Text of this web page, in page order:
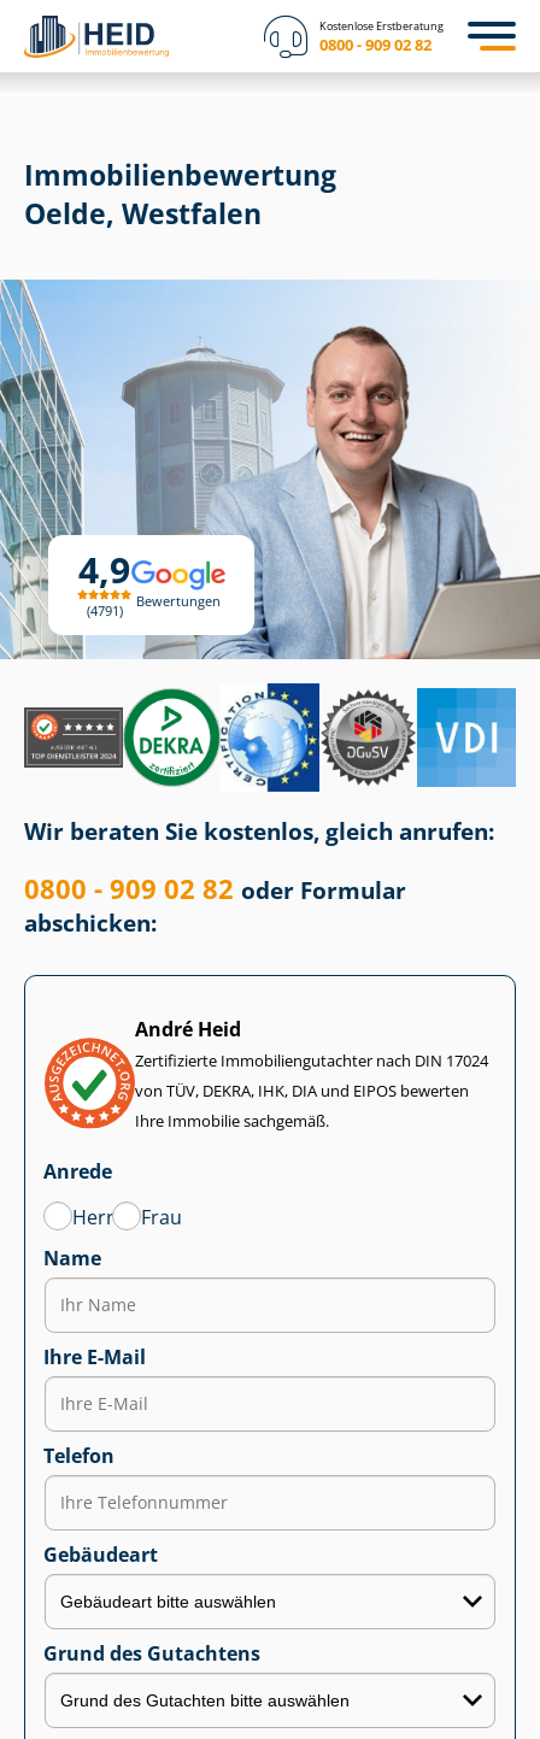
Kostenlose Erstberatung
0800 - 909 02 82
4,9
4791
Bewertungen
Immobilien­bewertung
Oelde, Westfalen
Wir beraten Sie kostenlos, gleich anrufen:
0800 - 909 02 82 oder Formular
abschicken:
André Heid
Zertifizierte Im­mo­bi­li­en­gut­ach­ter nach DIN 17024
von TÜV, DEKRA, IHK, DIA und EIPOS bewerten
Ihre Immobilie sachgemäß.
Anrede
Herr
Frau
Name
Ihre E-Mail
Telefon
Gebäudeart
Grund des Gutachtens